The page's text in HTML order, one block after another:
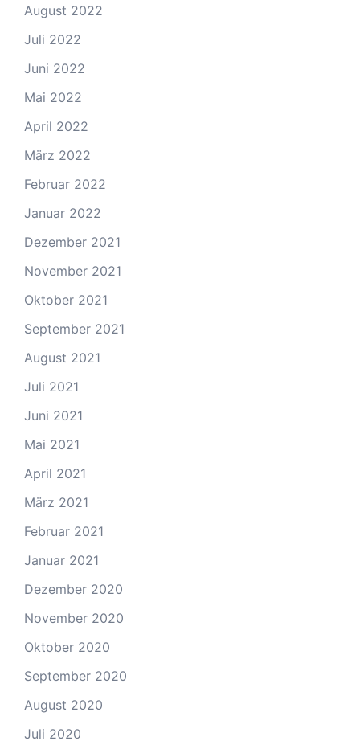
August 2022
Juli 2022
Juni 2022
Mai 2022
April 2022
März 2022
Februar 2022
Januar 2022
Dezember 2021
November 2021
Oktober 2021
September 2021
August 2021
Juli 2021
Juni 2021
Mai 2021
April 2021
März 2021
Februar 2021
Januar 2021
Dezember 2020
November 2020
Oktober 2020
September 2020
August 2020
Juli 2020